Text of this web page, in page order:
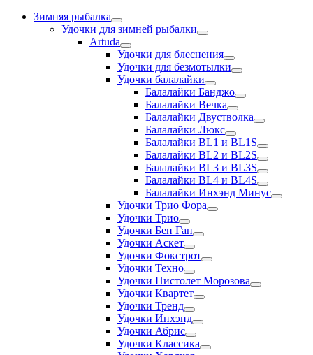
Зимняя рыбалка
Удочки для зимней рыбалки
Artuda
Удочки для блеснения
Удочки для безмотылки
Удочки балалайки
Балалайки Банджо
Балалайки Вечка
Балалайки Двустволка
Балалайки Люкс
Балалайки BL1 и BL1S
Балалайки BL2 и BL2S
Балалайки BL3 и BL3S
Балалайки BL4 и BL4S
Балалайки Инхэнд Минус
Удочки Трио Фора
Удочки Трио
Удочки Бен Ган
Удочки Аскет
Удочки Фокстрот
Удочки Техно
Удочки Пистолет Морозова
Удочки Квартет
Удочки Тренд
Удочки Инхэнд
Удочки Абрис
Удочки Классика